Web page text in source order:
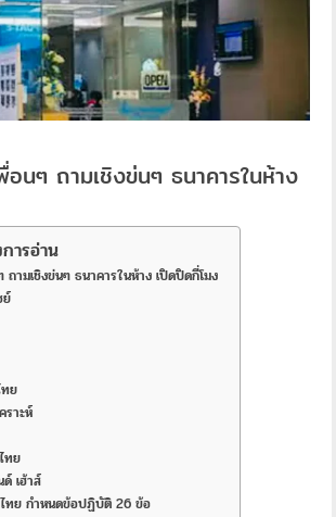
นๆ ถามเชิงข่นๆ ธนาคารในห้าง
ารอ่าน
ามเชิงข่นๆ ธนาคารในห้าง เปิดปิดกี่โมง
ย
ราะห์
ทย
เฮ้าส์
ทย กำหนดข้อปฏิบัติ 26 ข้อ